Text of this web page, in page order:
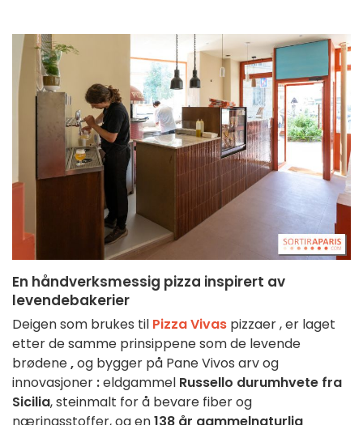
En håndverksmessig pizza inspirert av
levendebakerier
Deigensom brukes til PizzaVivas pizzaer,er laget
etterdesamme prinsippenesomde levende
brødene,og bygger på PaneVivos arvog
innovasjoner :eldgammel Russello durumhvete fra
Sicilia, steinmalt for å bevare fiberog